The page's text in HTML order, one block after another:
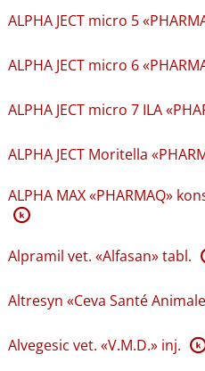
ALPHA JECT micro 5
ALPHA JECT micro 6
ALPHA JECT micro 7 ILA
ALPHA JECT Moritella
ALPHA MAX «PHARMAQ»
K
Alpramil vet. «Alfasan» tabl.
Altresyn «Ceva Santé
Alvegesic vet. «V.M.D.» inj. K